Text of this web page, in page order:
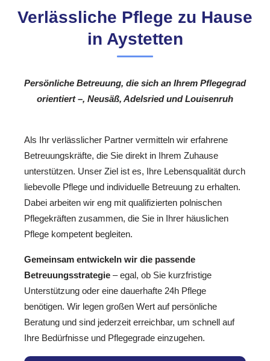
Verlässliche Pflege zu Hause
in Aystetten
Persönliche Betreuung, die sich an Ihrem Pflegegrad
orientiert –, Neusäß, Adelsried und Louisenruh
Als Ihr verlässlicher Partner vermitteln wir erfahrene
Betreuungskräfte, die Sie direkt in Ihrem Zuhause
unterstützen. Unser Ziel ist es, Ihre Lebensqualität durch
liebevolle Pflege und individuelle Betreuung zu erhalten.
Dabei arbeiten wir eng mit qualifizierten polnischen
Pflegekräften zusammen, die Sie in Ihrer häuslichen
Pflege kompetent begleiten.
Gemeinsam entwickeln wir die passende
Betreuungsstrategie – egal, ob Sie kurzfristige
Unterstützung oder eine dauerhafte 24h Pflege
benötigen. Wir legen großen Wert auf persönliche
Beratung und sind jederzeit erreichbar, um schnell auf
Ihre Bedürfnisse und Pflegegrade einzugehen.